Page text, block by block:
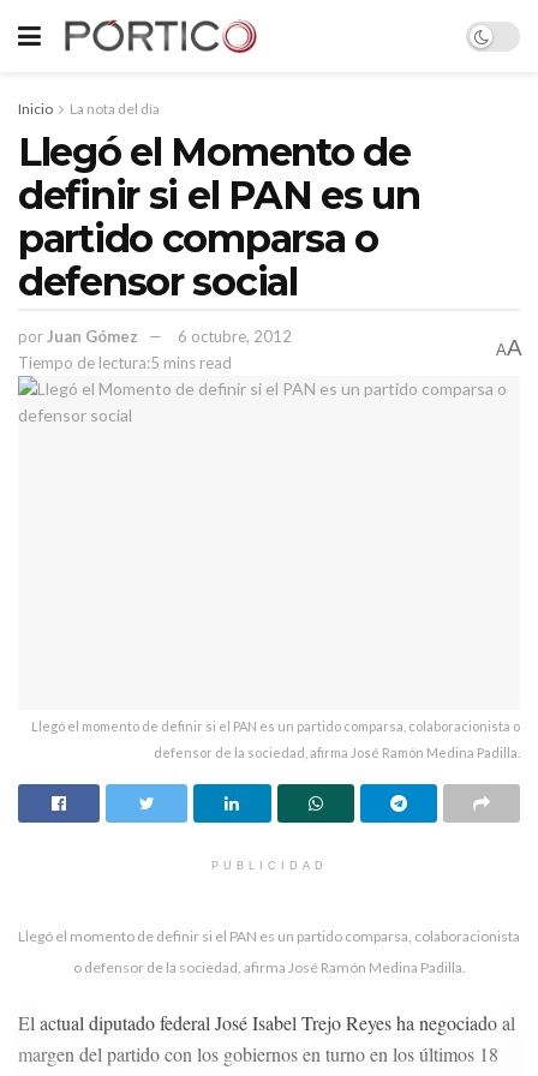
Inicio La nota del día
Llegó el Momento de
definir si el PAN es un
partido comparsa o
defensor social
por Juan Gómez
6 octubre, 2012
Tiempo de lectura:5 mins read
AA
Llegó el momento de definir si el PAN es un partido comparsa, colaboracionista o
defensor de la sociedad, afirma José Ramón Medina Padilla.
PUBLICIDAD
Llegó el momento de definir si el PAN es un partido comparsa, colaboracionista
o defensor de la sociedad, afirma José Ramón Medina Padilla.
El actual diputado federal José Isabel Trejo Reyes ha negociado al
margen del partido con los gobiernos en turno en los últimos 18